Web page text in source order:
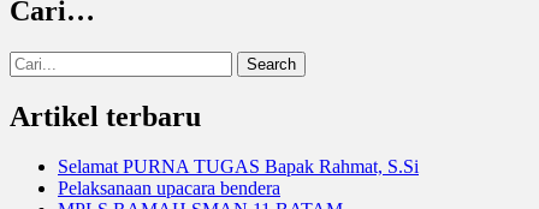
Cari…
Search
for:
Artikel terbaru
Selamat PURNA TUGAS Bapak Rahmat, S.Si
Pelaksanaan upacara bendera